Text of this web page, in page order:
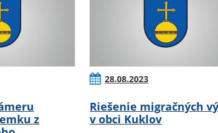
z
28.08.2023
Riešenie migračných
v obci Kuklov